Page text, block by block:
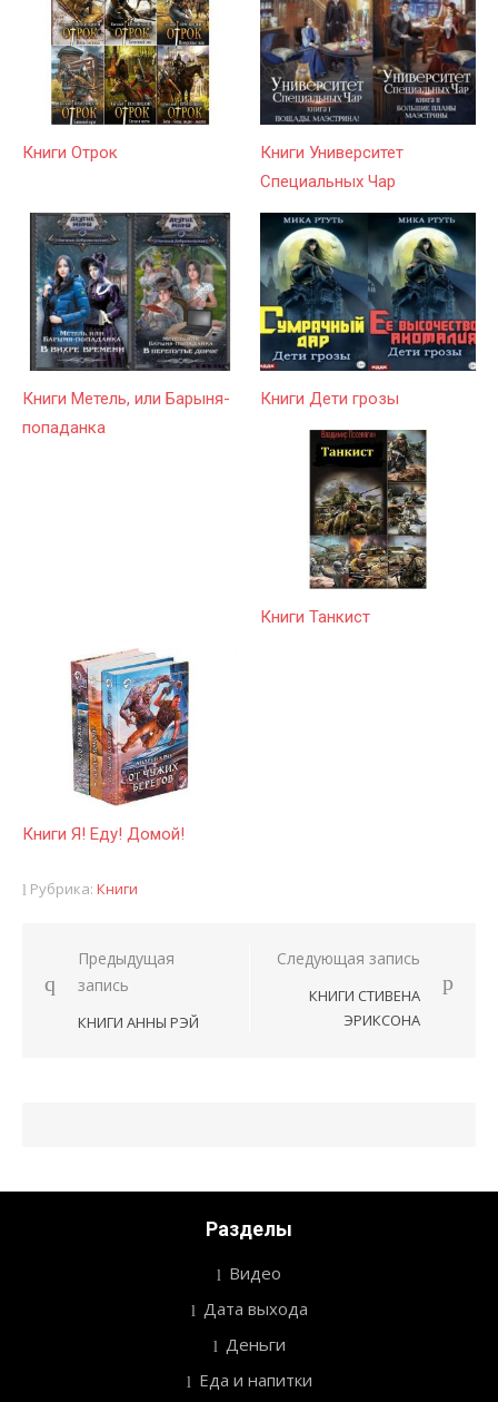
Книги Отрок
Книги Университет
Специальных Чар
Книги Метель, или Барыня-
попаданка
Книги Дети грозы
Книги Танкист
Книги Я! Еду! Домой!
Рубрика: Книги
Навигация
Предыдущая
запись
КНИГИ АННЫ РЭЙ
Следующая запись
КНИГИ СТИВЕНА
ЭРИКСОНА
Разделы
Видео
Дата выхода
Деньги
Еда и напитки